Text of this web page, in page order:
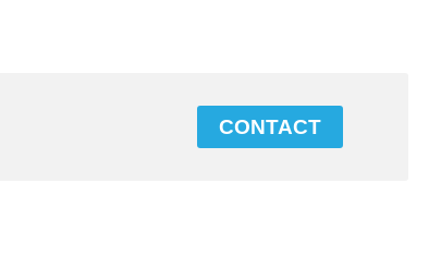
CONTACT